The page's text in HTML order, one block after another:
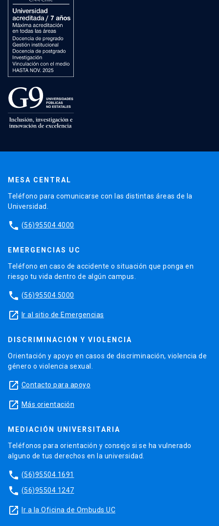
MESA CENTRAL
Teléfono para comunicarse con las distintas áreas de la
Universidad.
phone (56)95504 4000
EMERGENCIAS UC
Teléfono en caso de accidente o situación que ponga en
riesgo tu vida dentro de algún campus.
phone (56)95504 5000
launch Ir al sitio de Emergencias
DISCRIMINACIÓN Y VIOLENCIA
Orientación y apoyo en casos de discriminación, violencia de
género o violencia sexual.
launch Contacto para apoyo
launch Más orientación
MEDIACIÓN UNIVERSITARIA
Teléfonos para orientación y consejo si se ha vulnerado
alguno de tus derechos en la universidad.
phone (56)95504 1691
phone (56)95504 1247
launch Ir a la Oficina de Ombuds UC